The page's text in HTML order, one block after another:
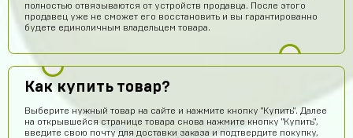
полностью отвязываются от устройств продавца. После этого
продавец уже не сможет его восстановить и вы гарантированно
будете единоличным владельцем товара.
Как купить товар?
Выберите нужный товар на сайте и нажмите кнопку "Купить". Далее
на открывшейся странице товара снова нажмите кнопку "Купить",
введите свою почту для доставки заказа и подтвердите покупку,